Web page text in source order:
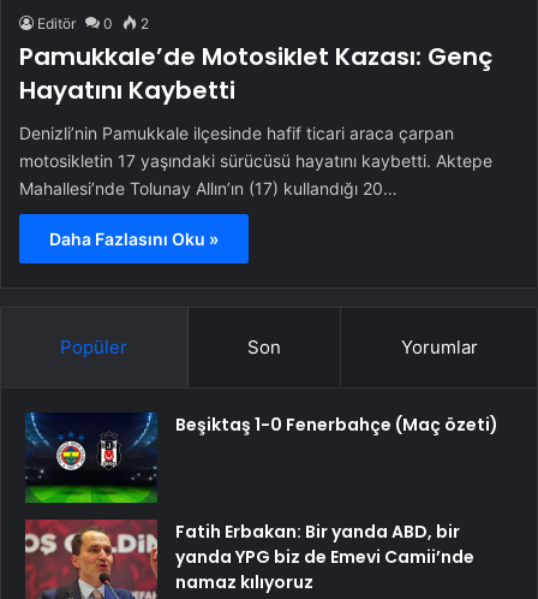
Editör 0 2
Pamukkale’de Motosiklet Kazası: Genç
Hayatını Kaybetti
Denizli’nin Pamukkale ilçesinde hafif ticari araca çarpan
motosikletin 17 yaşındaki sürücüsü hayatını kaybetti. Aktepe
Mahallesi’nde Tolunay Allın’ın (17) kullandığı 20…
Daha Fazlasını Oku »
Popüler Son Yorumlar
Beşiktaş 1-0 Fenerbahçe (Maç özeti)
Fatih Erbakan: Bir yanda ABD, bir
yanda YPG biz de Emevi Camii’nde
namaz kılıyoruz